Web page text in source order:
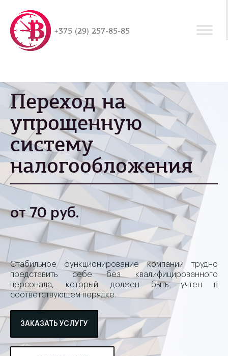
+375 (29) 257-85-85
Переход на
упрощенную
систему
налогообложения
от 70 руб.
Стабильное функционирование компании трудно
представить себе без квалифицированного
персонала, который должен быть учтен в
соответствующем порядке.
ЗАКАЗАТЬ УСЛУГУ